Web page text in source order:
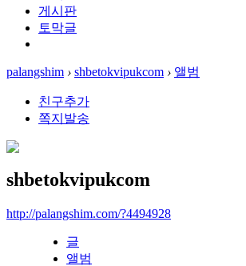
게시판
토막글
palangshim › shbetokvipukcom › 앨범
친구추가
쪽지발송
shbetokvipukcom
http://palangshim.com/?4494928
글
앨범